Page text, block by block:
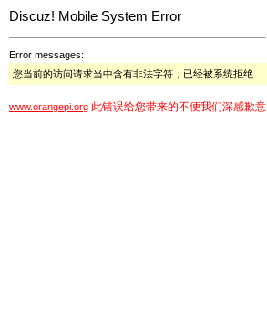
Discuz! Mobile System Error
Error messages:
您当前的访问请求当中含有非法字符，已经被系统拒绝
www.orangepi.org 此错误给您带来的不便我们深感歉意